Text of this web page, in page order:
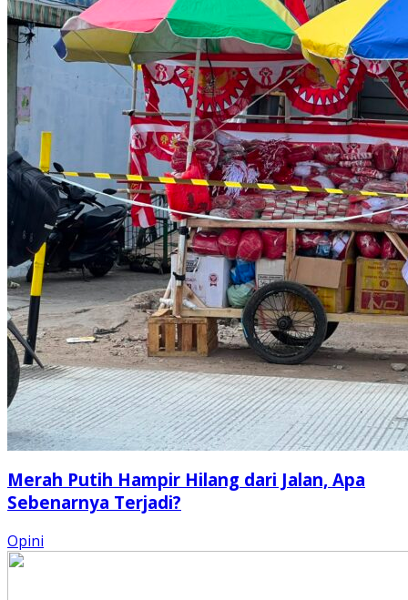
Merah Putih Hampir Hilang dari Jalan, Apa
Sebenarnya Terjadi?
Opini